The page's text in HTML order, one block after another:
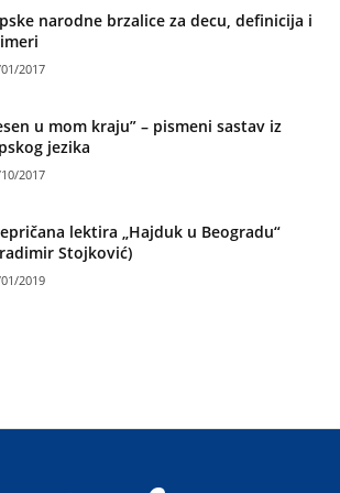
narodne brzalice za decu, definicija i
2017
u mom kraju” – pismeni sastav iz
jezika
2017
lektira „Hajduk u Beogradu“
Stojković)
2019